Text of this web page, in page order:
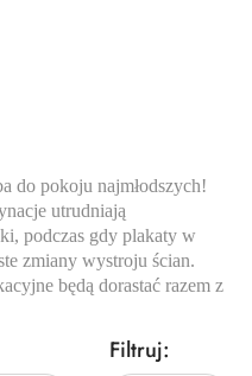
do pokoju najmłodszych!
utrudniają
podczas gdy plakaty w
zmiany wystroju ścian.
będą dorastać razem z
Filtruj: